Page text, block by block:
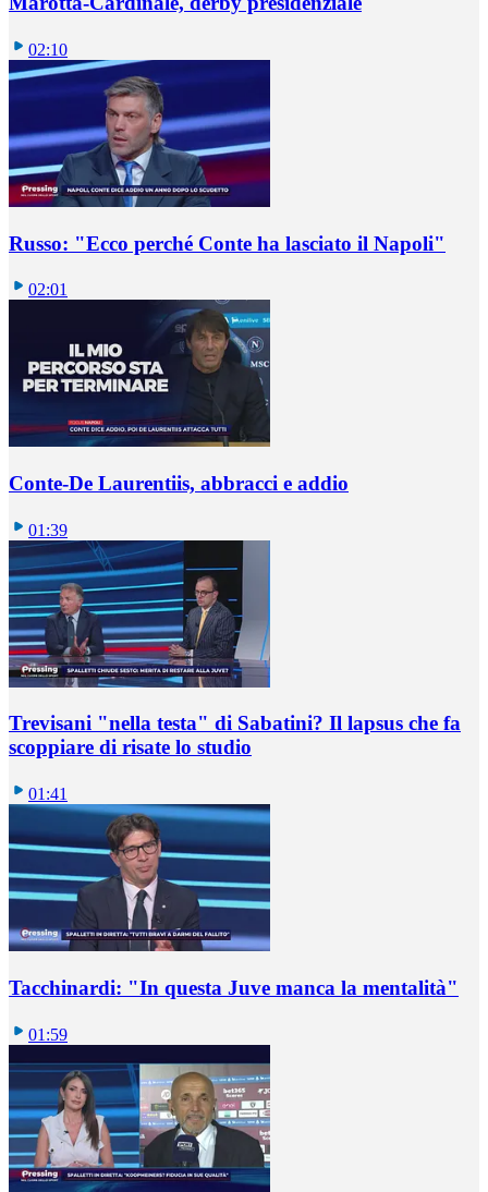
02:10
Russo: "Ecco perché Conte ha lasciato il Napoli"
02:01
Conte-De Laurentiis, abbracci e addio
01:39
Trevisani "nella testa" di Sabatini? Il lapsus che fa
scoppiare di risate lo studio
01:41
Tacchinardi: "In questa Juve manca la mentalità"
01:59